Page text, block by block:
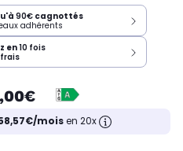
90€ cagnottés
adhérents
en10 fois
moisen 20x